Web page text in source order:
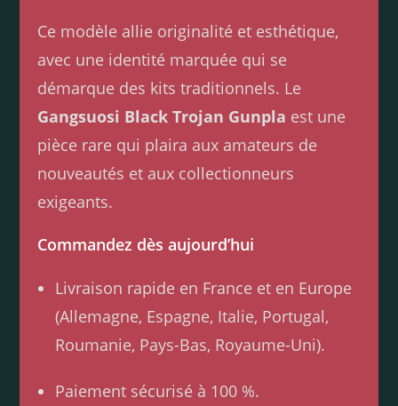
Ce modèle allie originalité et esthétique,
avec une identité marquée qui se
démarque des kits traditionnels. Le
Gangsuosi Black Trojan Gunpla est une
pièce rare qui plaira aux amateurs de
nouveautés et aux collectionneurs
exigeants.
Commandez dès aujourd’hui
Livraison rapide en France et en Europe
(Allemagne, Espagne, Italie, Portugal,
Roumanie, Pays-Bas, Royaume-Uni).
Paiement sécurisé à 100 %.